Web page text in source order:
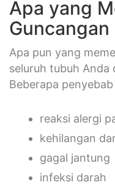
Apa yang
Guncangan
Apa pun yang
seluruh tubuh Anda
Beberapa
reaksi alergi
kehilangan
gagal jantung
infeksi darah